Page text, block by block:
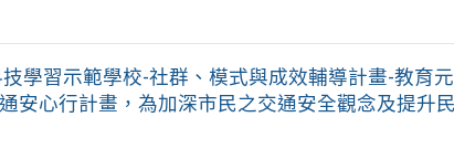
學習示範學校-社群、模式與成效輔導計畫-教育元
安心行計畫，為加深市民之交通安全觀念及提升